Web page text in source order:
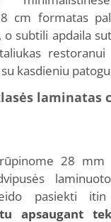
cm formatas
o subtili apdaila
kasdieniu
laminatas
28 mm
pasiekti
apsaugant